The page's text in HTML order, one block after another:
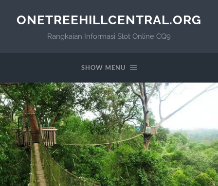
ONETREEHILLCENTRAL.ORG
Rangkaian Informasi Slot Online CQ9
SHOW MENU